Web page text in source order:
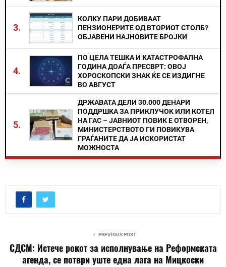
3.
КОЛКУ ПАРИ ДОБИВААТ
ПЕНЗИОНЕРИТЕ ОД ВТОРИОТ СТОЛБ?
ОБЈАВЕНИ НАЈНОВИТЕ БРОЈКИ
4.
ПО ЦЕЛА ТЕШКА И КАТАСТРОФАЛНА
ГОДИНА ДОАЃА ПРЕСВРТ: ОВОЈ
ХОРОСКОПСКИ ЗНАК ЌЕ СЕ ИЗДИГНЕ
ВО АВГУСТ
5.
ДРЖАВАТА ДЕЛИ 30.000 ДЕНАРИ
ПОДДРШКА ЗА ПРИКЛУЧОК ИЛИ КОТЕЛ
НА ГАС – ЈАВНИОТ ПОВИК Е ОТВОРЕН,
МИНИСТЕРСТВОТО ГИ ПОВИКУВА
ГРАЃАНИТЕ ДА ЈА ИСКОРИСТАТ
МОЖНОСТА
PREVIOUS POST
СДСМ: Истече рокот за исполнување на Реформската
агенда, се потври уште една лага на Мицкоски